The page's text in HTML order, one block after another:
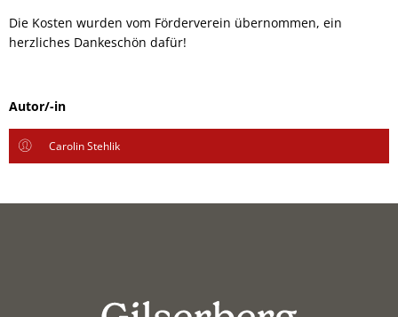
Die Kosten wurden vom Förderverein übernommen, ein
herzliches Dankeschön dafür!
Autor/-in
Carolin Stehlik